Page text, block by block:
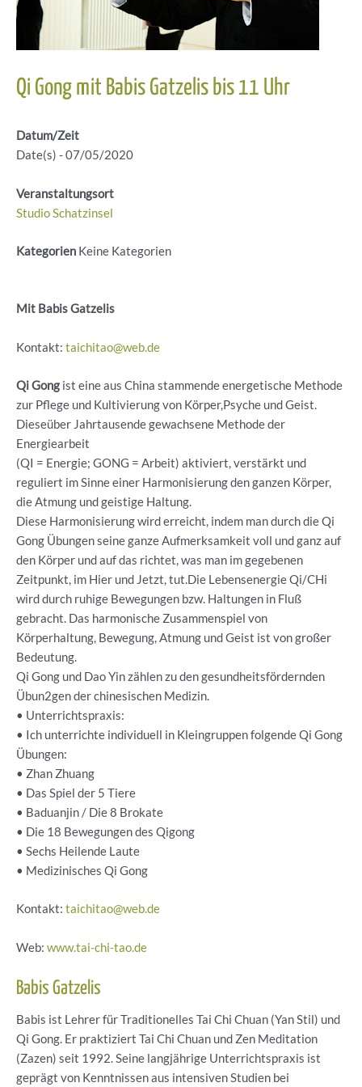
Qi Gong mit Babis Gatzelis bis 11 Uhr
Datum/Zeit
Date(s) - 07/05/2020
Veranstaltungsort
Studio Schatzinsel
Kategorien Keine Kategorien
Mit Babis Gatzelis
Kontakt: taichitao@web.de
Qi Gong ist eine aus China stammende energetische Methode
zur Pflege und Kultivierung von Körper,Psyche und Geist.
Dieseüber Jahrtausende gewachsene Methode der
Energiearbeit
(QI = Energie; GONG = Arbeit) aktiviert, verstärkt und
reguliert im Sinne einer Harmonisierung den ganzen Körper,
die Atmung und geistige Haltung.
Diese Harmonisierung wird erreicht, indem man durch die Qi
Gong Übungen seine ganze Aufmerksamkeit voll und ganz auf
den Körper und auf das richtet, was man im gegebenen
Zeitpunkt, im Hier und Jetzt, tut.Die Lebensenergie Qi/CHi
wird durch ruhige Bewegungen bzw. Haltungen in Fluß
gebracht. Das harmonische Zusammenspiel von
Körperhaltung, Bewegung, Atmung und Geist ist von großer
Bedeutung.
Qi Gong und Dao Yin zählen zu den gesundheitsfördernden
Übun2gen der chinesischen Medizin.
• Unterrichtspraxis:
• Ich unterrichte individuell in Kleingruppen folgende Qi Gong
Übungen:
• Zhan Zhuang
• Das Spiel der 5 Tiere
• Baduanjin / Die 8 Brokate
• Die 18 Bewegungen des Qigong
• Sechs Heilende Laute
• Medizinisches Qi Gong
Kontakt: taichitao@web.de
Web: www.tai-chi-tao.de
Babis Gatzelis
Babis ist Lehrer für Traditionelles Tai Chi Chuan (Yan Stil) und
Qi Gong. Er praktiziert Tai Chi Chuan und Zen Meditation
(Zazen) seit 1992. Seine langjährige Unterrichtspraxis ist
geprägt von Kenntnissen aus intensiven Studien bei